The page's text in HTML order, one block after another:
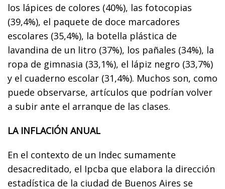
los lápices de colores (40%), las fotocopias
(39,4%), el paquete de doce marcadores
escolares (35,4%), la botella plástica de
lavandina de un litro (37%), los pañales (34%), la
ropa de gimnasia (33,1%), el lápiz negro (33,7%)
y el cuaderno escolar (31,4%). Muchos son, como
puede observarse, artículos que podrían volver
a subir ante el arranque de las clases.
LA INFLACIÓN ANUAL
En el contexto de un Indec sumamente
desacreditado, el Ipcba que elabora la dirección
estadística de la ciudad de Buenos Aires se